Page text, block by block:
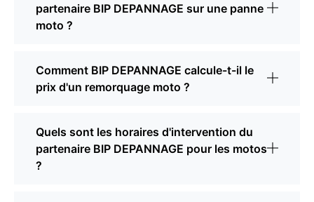
partenaire BIP DEPANNAGE sur une panne
moto ?
Comment BIP DEPANNAGE calcule-t-il le
prix d'un remorquage moto ?
Quels sont les horaires d'intervention du
partenaire BIP DEPANNAGE pour les motos
?